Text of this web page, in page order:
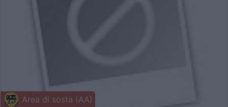
Area di sosta (AA)